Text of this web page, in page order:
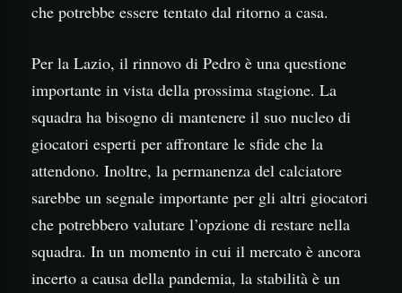
che potrebbe essere tentato dal ritorno a casa.
Per la Lazio, il rinnovo di Pedro è una questione
importante in vista della prossima stagione. La
squadra ha bisogno di mantenere il suo nucleo di
giocatori esperti per affrontare le sfide che la
attendono. Inoltre, la permanenza del calciatore
sarebbe un segnale importante per gli altri giocatori
che potrebbero valutare l’opzione di restare nella
squadra. In un momento in cui il mercato è ancora
incerto a causa della pandemia, la stabilità è un